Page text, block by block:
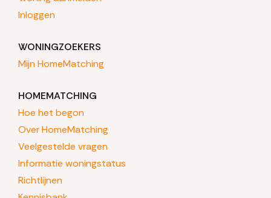
Inloggen
WONINGZOEKERS
Mijn HomeMatching
HOMEMATCHING
Hoe het begon
Over HomeMatching
Veelgestelde vragen
Informatie woningstatus
Richtlijnen